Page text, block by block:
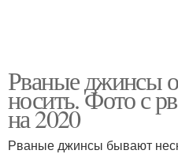
Рваные джинсы
носить. Фото с
на 2020
Рваные джинсы бывают